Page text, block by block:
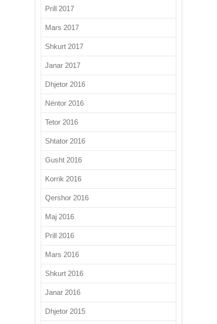
Prill 2017
Mars 2017
Shkurt 2017
Janar 2017
Dhjetor 2016
Nëntor 2016
Tetor 2016
Shtator 2016
Gusht 2016
Korrik 2016
Qershor 2016
Maj 2016
Prill 2016
Mars 2016
Shkurt 2016
Janar 2016
Dhjetor 2015